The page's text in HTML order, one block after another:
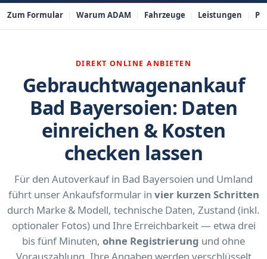
Zum Formular Warum ADAM Fahrzeuge Leistungen
DIREKT ONLINE ANBIETEN
Gebrauchtwagenankauf
Bad Bayersoien: Daten
einreichen & Kosten
checken lassen
Für den Autoverkauf in Bad Bayersoien und Umland
führt unser Ankaufsformular in vier kurzen Schritten
durch Marke & Modell, technische Daten, Zustand (inkl.
optionaler Fotos) und Ihre Erreichbarkeit — etwa drei
bis fünf Minuten, ohne Registrierung und ohne